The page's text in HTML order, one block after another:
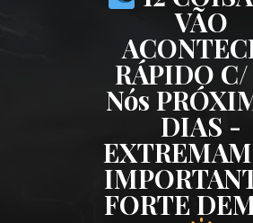
VÃO
RÁPIDO C/
Nós
DIAS -
FORTE